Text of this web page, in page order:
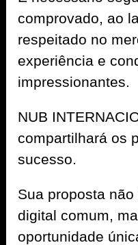
comprovado, ao
respeitado no
experiência e
impressionantes.
NUB
compartilhará os
sucesso.
Sua proposta
digital comum,
oportunidade